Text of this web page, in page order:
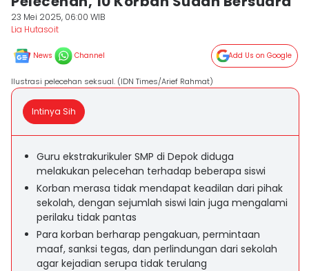
23 Mei 2025, 06:00 WIB
Lia Hutasoit
News Channel Add Us on Google
Ilustrasi pelecehan seksual. (IDN Times/Arief Rahmat)
Intinya Sih
Guru ekstrakurikuler SMP di Depok diduga
melakukan pelecehan terhadap beberapa siswi
Korban merasa tidak mendapat keadilan dari pihak
sekolah, dengan sejumlah siswi lain juga mengalami
perilaku tidak pantas
Para korban berharap pengakuan, permintaan
maaf, sanksi tegas, dan perlindungan dari sekolah
agar kejadian serupa tidak terulang